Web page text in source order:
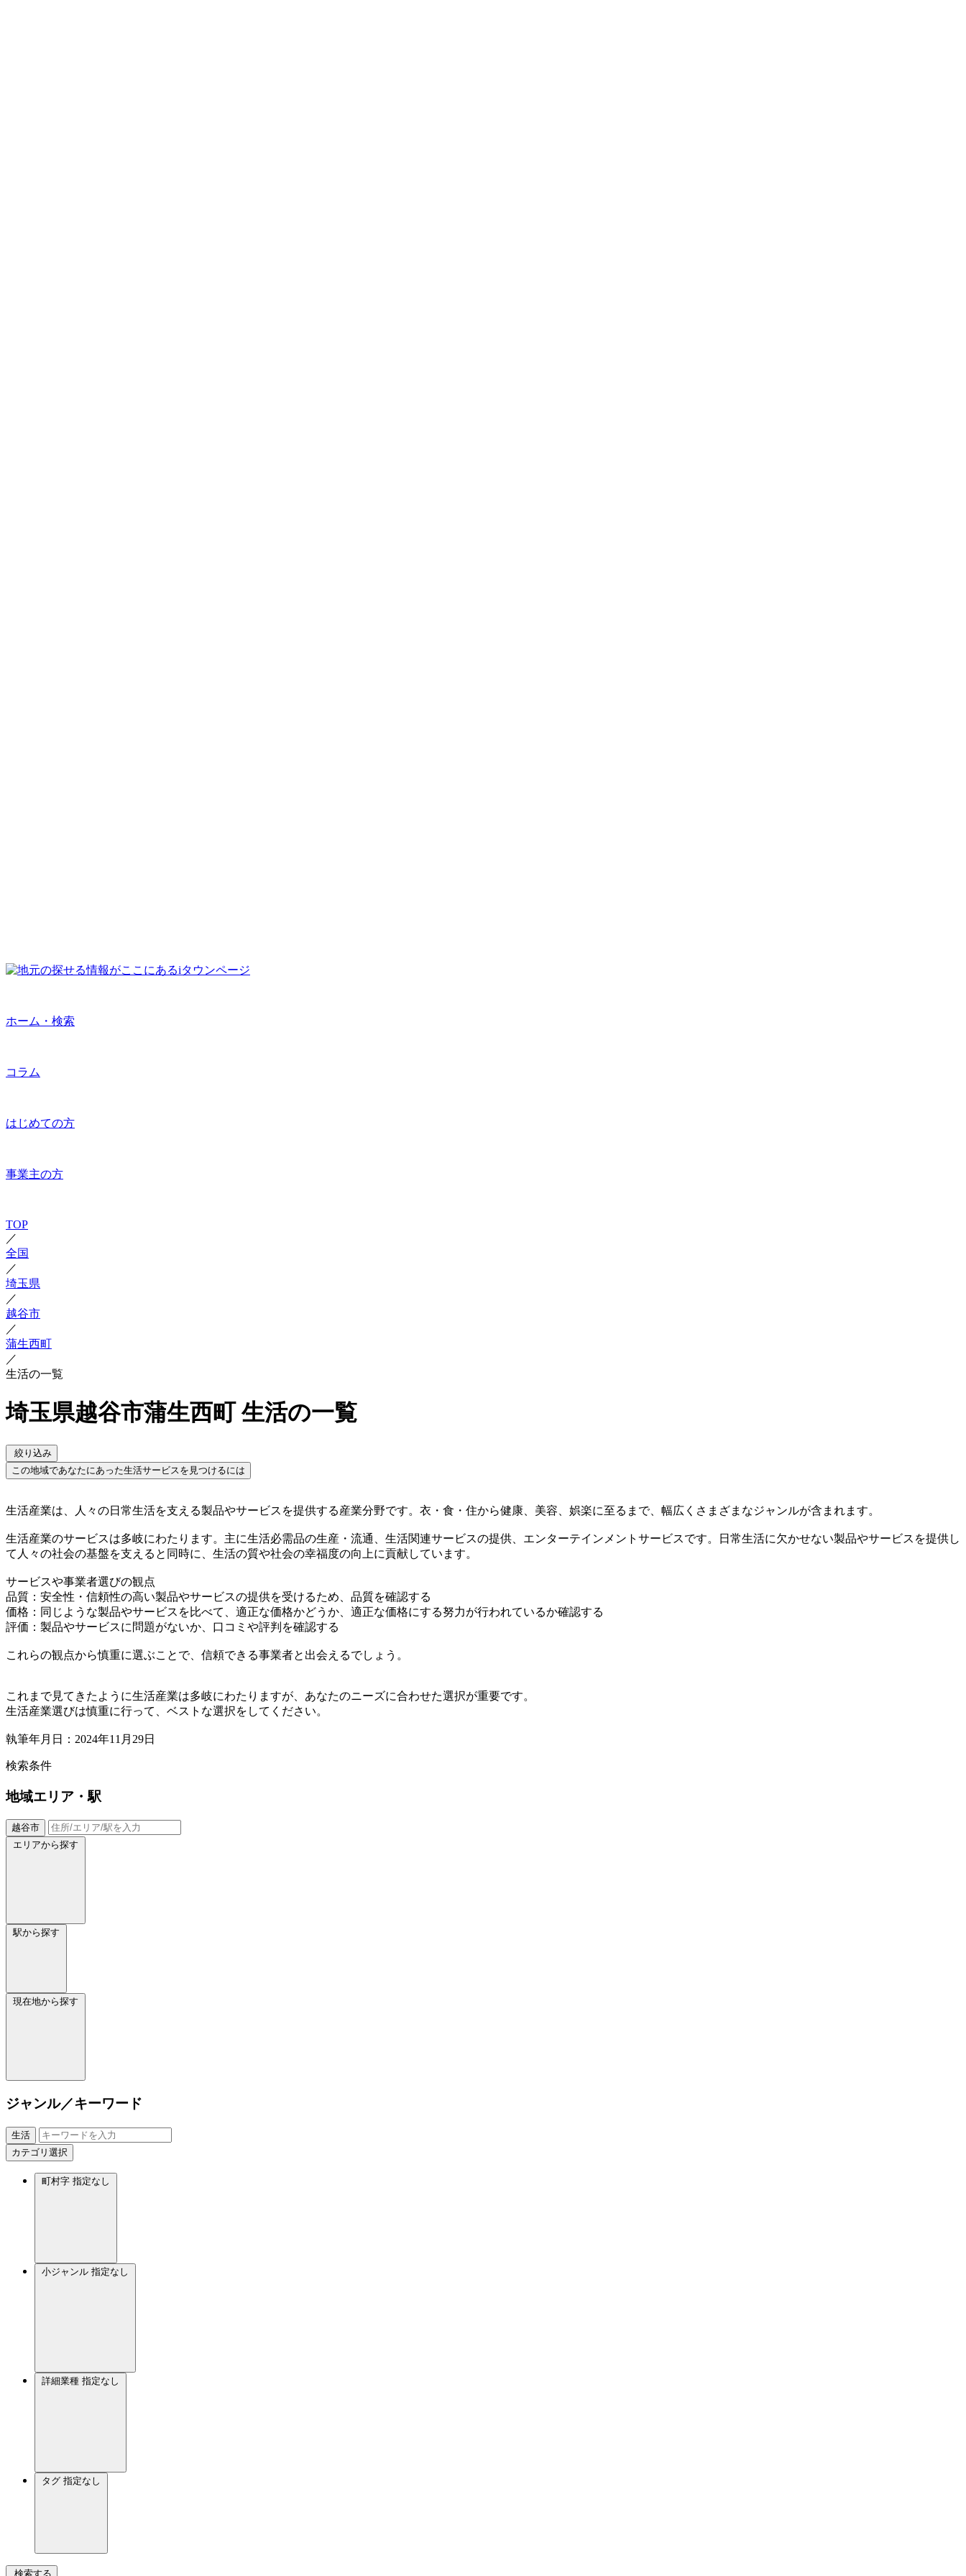
ホーム・検索
コラム
はじめての方
事業主の方
TOP
／
全国
／
埼玉県
／
越谷市
／
蒲生西町
／
生活の一覧
埼玉県越谷市蒲生西町 生活の一覧
絞り込み
この地域であなたにあった生活サービスを見つけるには
生活産業は、人々の日常生活を支える製品やサービスを提供する産業分野です。衣・食・住から健康、美容、娯楽に至るまで、幅広くさまざまなジャンルが含まれます。
生活産業のサービスは多岐にわたります。主に生活必需品の生産・流通、生活関連サービスの提供、エンターテインメントサービスです。日常生活に欠かせない製品やサービスを提供し
て人々の社会の基盤を支えると同時に、生活の質や社会の幸福度の向上に貢献しています。
サービスや事業者選びの観点
品質：安全性・信頼性の高い製品やサービスの提供を受けるため、品質を確認する
価格：同じような製品やサービスを比べて、適正な価格かどうか、適正な価格にする努力が行われているか確認する
評価：製品やサービスに問題がないか、口コミや評判を確認する
これらの観点から慎重に選ぶことで、信頼できる事業者と出会えるでしょう。
これまで見てきたように生活産業は多岐にわたりますが、あなたのニーズに合わせた選択が重要です。
生活産業選びは慎重に行って、ベストな選択をしてください。
執筆年月日：2024年11月29日
検索条件
地域エリア・駅
越谷市
エリアから探す
駅から探す
現在地から探す
ジャンル／キーワード
生活
カテゴリ選択
町村字 指定なし
小ジャンル 指定なし
詳細業種 指定なし
タグ 指定なし
検索する